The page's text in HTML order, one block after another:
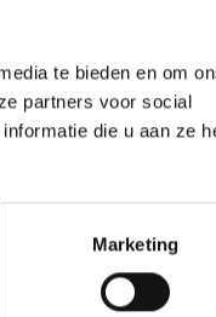
te bieden en om
partners voor social
die u aan ze
Marketing